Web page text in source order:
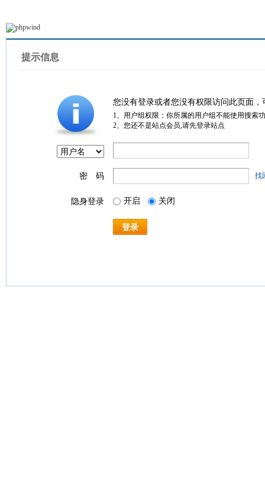
提示信息
您没有登录或者您没有权限访问此页面
1、用户组权限：你所属的用户组不能使用搜索
2、您还不是站点会员,请先登录站点
密 码 找
隐身登录 开启 关闭
登录